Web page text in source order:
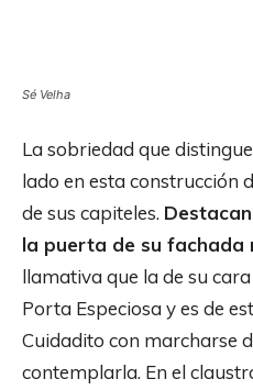
Sé Velha
La sobriedad que
lado en esta construcción
de sus capiteles.
la puerta de su fachada
llamativa que la de su
Porta Especiosa y es de
Cuidadito con marcharse
contemplarla. En el